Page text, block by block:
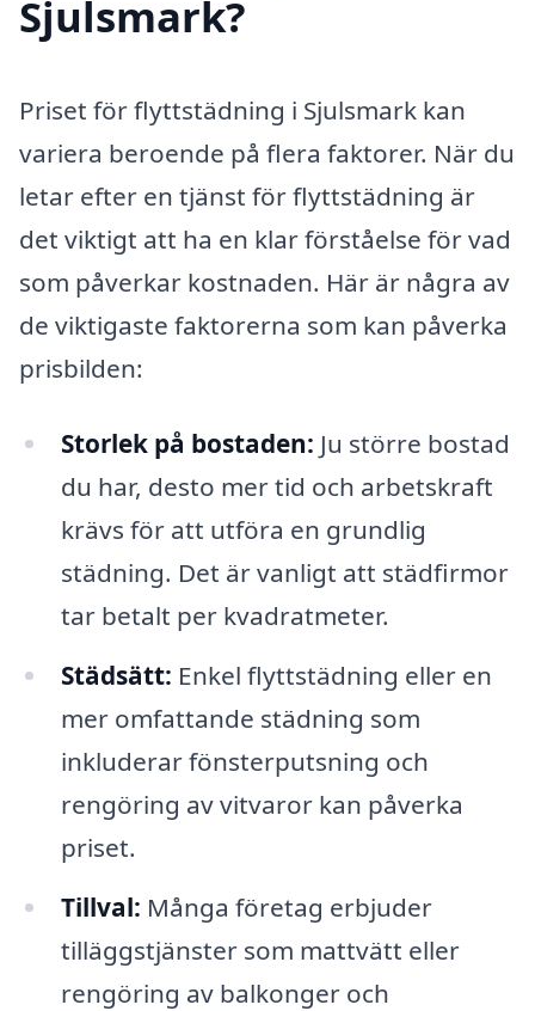
Sjulsmark?
Priset för flyttstädning i Sjulsmark kan
variera beroende på flera faktorer. När du
letar efter en tjänst för flyttstädning är
det viktigt att ha en klar förståelse för vad
som påverkar kostnaden. Här är några av
de viktigaste faktorerna som kan påverka
prisbilden:
Storlek på bostaden: Ju större bostad
du har, desto mer tid och arbetskraft
krävs för att utföra en grundlig
städning. Det är vanligt att städfirmor
tar betalt per kvadratmeter.
Städsätt: Enkel flyttstädning eller en
mer omfattande städning som
inkluderar fönsterputsning och
rengöring av vitvaror kan påverka
priset.
Tillval: Många företag erbjuder
tilläggstjänster som mattvätt eller
rengöring av balkonger och